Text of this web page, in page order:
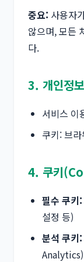
중요: 사용자
않으며, 모든
다.
3. 개인정
서비스 이
쿠키: 브
4. 쿠키
필수 쿠키:
설정 등)
분석 쿠키:
Analytics)